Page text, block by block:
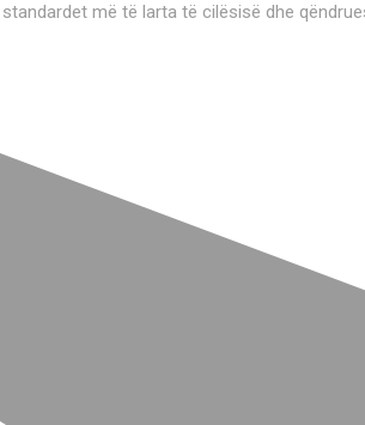
më të larta të cilësisë dhe